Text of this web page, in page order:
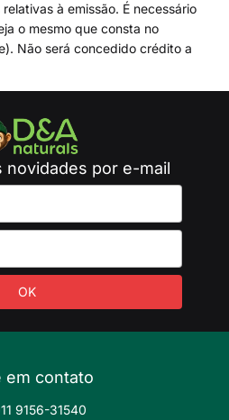
à emissão. É necessário
o mesmo que consta no
Não será concedido crédito a
novidades por e-mail
em contato
9156-31540